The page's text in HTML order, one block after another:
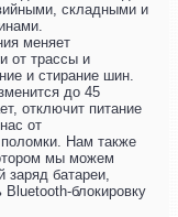
складными и
меняет
от трассы и
и стирание шин.
до 45
отключит питание
от
Нам также
мы можем
заряд батареи,
Bluetooth-блокировку